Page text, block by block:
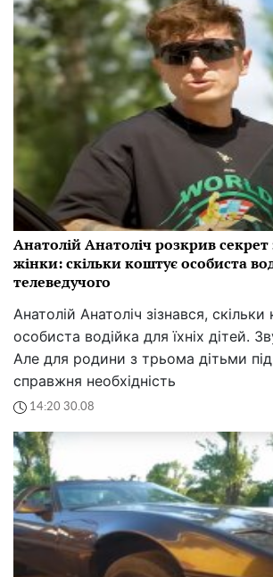
Анатолій Анатоліч розкрив секрет
жінки: скільки коштує особиста
телеведучого
Анатолій Анатоліч зізнався,
особиста водійка для їхніх дітей.
Але для родини з трьома дітьми
справжня необхідність
14:20 30.08